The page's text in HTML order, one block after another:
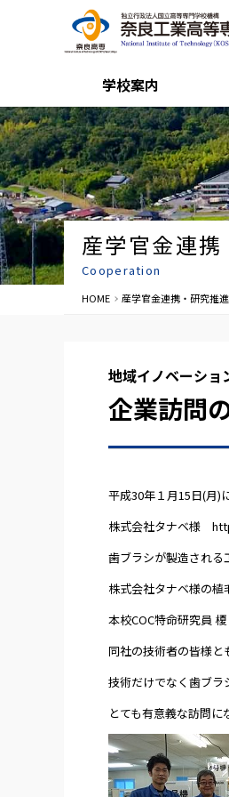
学校案内
産学官金連
Cooperation
HOME 産学官金連携・研究推進
地域イノベーショ
企業訪問
平成30年１月15日(月)
株式会社タナベ様
歯ブラシが製造される
株式会社タナベ様の植
本校COC特命研究員
同社の技術者の皆様と
技術だけでなく歯ブラ
とても有意義な訪問に